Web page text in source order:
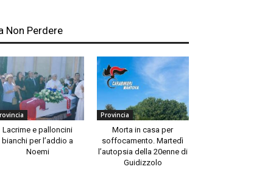
Non Perdere
Lacrime e palloncini
bianchi per l’addio a
Noemi
Provincia
Morta in casa per
soffocamento. Martedì
l’autopsia della 20enne di
Guidizzolo